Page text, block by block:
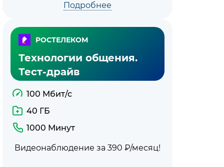
Подробнее
РОСТЕЛЕКОМ
Технологии общения.
Тест-драйв
100 Мбит/с
40 ГБ
1000 Минут
Видеонаблюдение за 390 ₽/месяц!